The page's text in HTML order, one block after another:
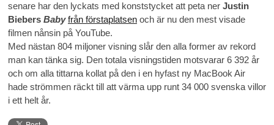
senare har den lyckats med konststycket att peta ner Justin
Biebers Baby från förstaplatsen och är nu den mest visade
filmen nånsin på YouTube.
Med nästan 804 miljoner visning slår den alla former av rekord
man kan tänka sig. Den totala visningstiden motsvarar 6 392 år
och om alla tittarna kollat på den i en hyfast ny MacBook Air
hade strömmen räckt till att värma upp runt 34 000 svenska villor
i ett helt år.